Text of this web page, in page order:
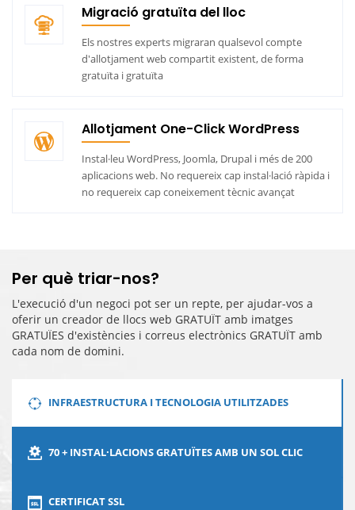
Migració gratuïta del lloc
Els nostres experts migraran qualsevol compte
d'allotjament web compartit existent, de forma
gratuïta i gratuïta
Allotjament One-Click WordPress
Instal·leu WordPress, Joomla, Drupal i més de 200
aplicacions web. No requereix cap instal·lació ràpida i
no requereix cap coneixement tècnic avançat
Per què triar-nos?
L'execució d'un negoci pot ser un repte, per ajudar-vos a
oferir un creador de llocs web GRATUÏT amb imatges
GRATUÏES d'existències i correus electrònics GRATUÏT amb
cada nom de domini.
INFRAESTRUCTURA I TECNOLOGIA UTILITZADES
70 + INSTAL·LACIONS GRATUÏTES AMB UN SOL CLIC
CERTIFICAT SSL